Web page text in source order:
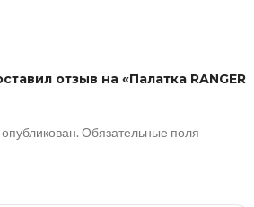
отзыв на «Палатка RANGER
Обязательные поля